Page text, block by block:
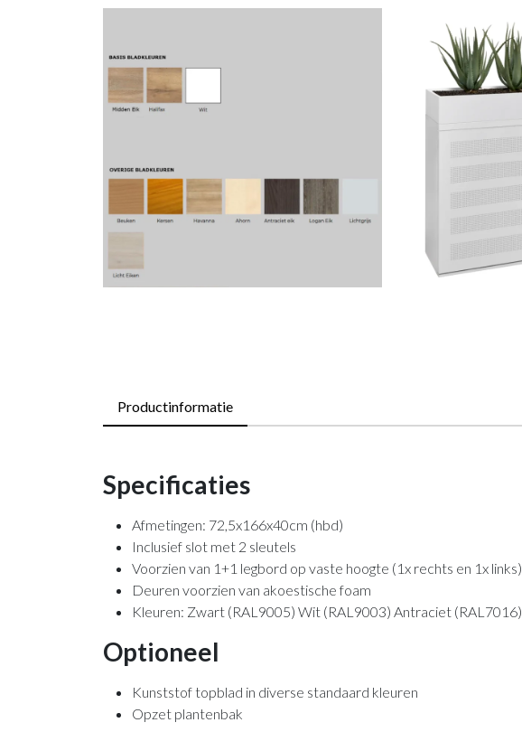
Productinformatie
Specificaties
Afmetingen: 72,5x166x40cm (hbd)
Inclusief slot met 2 sleutels
Voorzien van 1+1 legbord op vaste hoogte (1x rechts en 1x links)
Deuren voorzien van akoestische foam
Kleuren: Zwart (RAL9005) Wit (RAL9003) Antraciet (RAL7016)
Optioneel
Kunststof topblad in diverse standaard kleuren
Opzet plantenbak